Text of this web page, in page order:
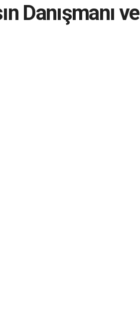
Danışmanı ve